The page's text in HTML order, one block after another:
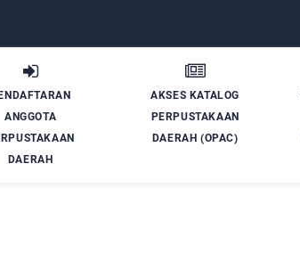
ANGGOTA
DAERAH
AKSES KATALOG
PERPUSTAKAAN
DAERAH (OPAC)